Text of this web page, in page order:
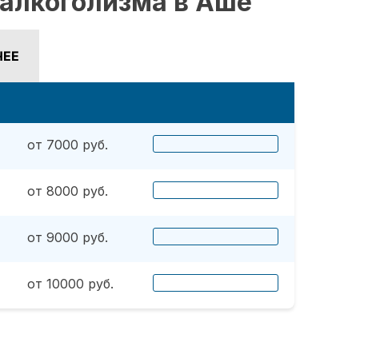
от 7000 руб.
от 8000 руб.
от 9000 руб.
от 10000 руб.